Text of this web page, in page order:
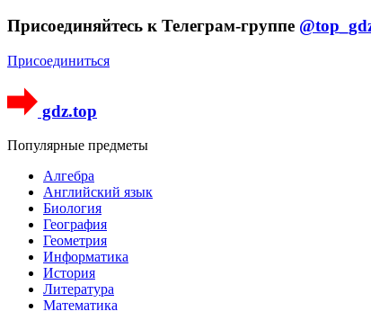
Присоединяйтесь к Телеграм-группе
Присоединиться
gdz.top
Популярные предметы
Алгебра
Английский язык
Биология
География
Геометрия
Информатика
История
Литература
Математика